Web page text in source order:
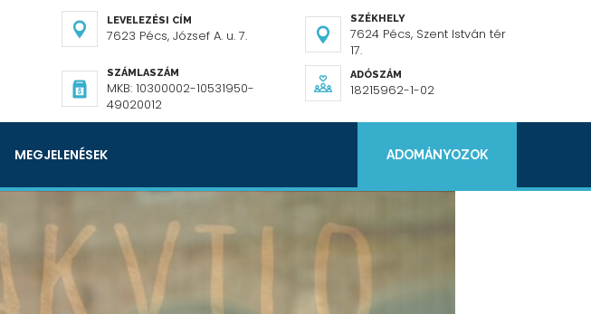
LEVELEZÉSI CÍM
7623 Pécs, József A. u. 7.
SZÉKHELY
7624 Pécs, Szent István tér
17.
SZÁMLASZÁM
MKB: 10300002-10531950-
49020012
ADÓSZÁM
18215962-1-02
MEGJELENÉSEK ADOMÁNYOZOK